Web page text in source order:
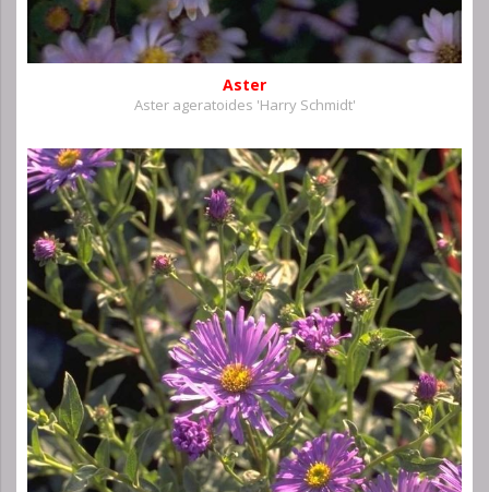
Aster
Aster ageratoides 'Harry Schmidt'